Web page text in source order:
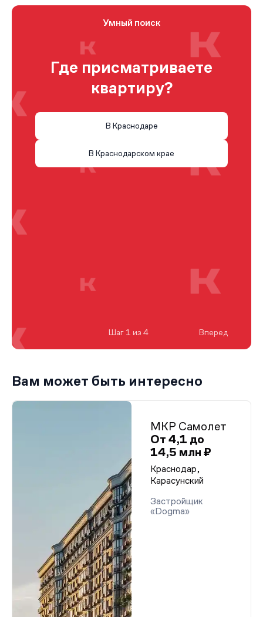
Умный поиск
Где присматриваете
квартиру?
В Краснодаре
В Краснодарском крае
Шаг 1 из 4 Вперед
Вам может быть интересно
МКР Самолет
От 4,1 до
14,5 млн ₽
Краснодар,
Карасунский
Застройщик
«Dogma»